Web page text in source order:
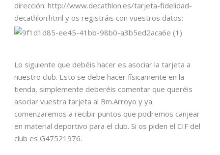
dirección: http://www.decathlon.es/tarjeta-fidelidad-
decathlon.html y os registráis con vuestros datos:
Lo siguiente que debéis hacer es asociar la tarjeta a
nuestro club. Esto se debe hacer físicamente en la
tienda, simplemente deberéis comentar que queréis
asociar vuestra tarjeta al Bm.Arroyo y ya
comenzaremos a recibir puntos que podremos canjear
en material deportivo para el club. Si os piden el CIF del
club es G47521976.